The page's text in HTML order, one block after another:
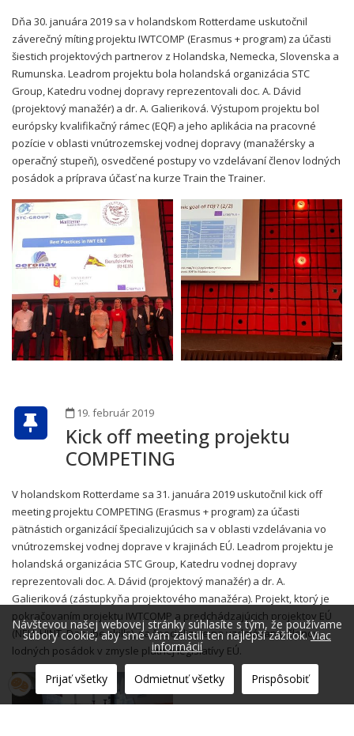
Dňa 30. januára 2019 sa v holandskom Rotterdame uskutočnil
záverečný míting projektu IWTCOMP (Erasmus + program) za účasti
šiestich projektových partnerov z Holandska, Nemecka, Slovenska a
Rumunska. Leadrom projektu bola holandská organizácia STC
Group, Katedru vodnej dopravy reprezentovali doc. A. Dávid
(projektový manažér) a dr. A. Galieriková. Výstupom projektu bol
európsky kvalifikačný rámec (EQF) a jeho aplikácia na pracovné
pozície v oblasti vnútrozemskej vodnej dopravy (manažérsky a
operačný stupeň), osvedčené postupy vo vzdelávaní členov lodných
posádok a príprava účasť na kurze Train the Trainer.
19. február 2019
Kick off meeting projektu
COMPETING
V holandskom Rotterdame sa 31. januára 2019 uskutočnil kick off
meeting projektu COMPETING (Erasmus + program) za účasti
pätnástich organizácií špecializujúcich sa v oblasti vzdelávania vo
vnútrozemskej vodnej doprave v krajinách EÚ. Leadrom projektu je
holandská organizácia STC Group, Katedru vodnej dopravy
reprezentovali doc. A. Dávid (projektový manažér) a dr. A.
Galieriková (zástupkyňa projektového manažéra). Projekt, ktorý je
pokračovaním projektu IWTCOMP a predchádzajúcich projektov EÚ
(NELI, HINT, Danube skills), sa špecializuje na vzdelávanie členov
lodných posádok v zmysle platnej legislatívy EÚ.
Návštevou našej webovej stránky súhlasíte s tým, že používame
súbory cookie, aby sme vám zaistili ten najlepší zážitok.Viac
informácií
Prijať všetky Odmietnuť všetky Prispôsobiť